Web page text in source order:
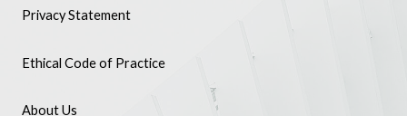
Privacy Statement
Ethical Code of Practice
About Us